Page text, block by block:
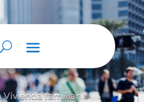
Vivienda familiar 9